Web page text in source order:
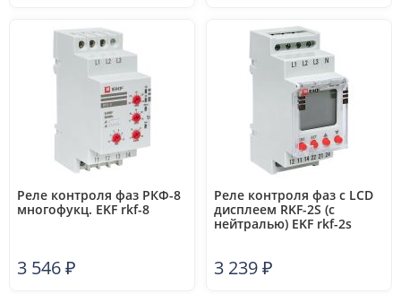
Реле контроля фаз РКФ-8
многофукц. EKF rkf-8
3 546₽
Реле контроля фаз с LCD
дисплеем RKF-2S (с
нейтралью) EKF rkf-2s
3 239₽